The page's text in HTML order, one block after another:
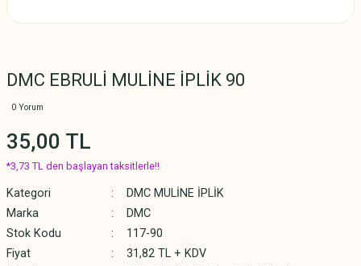
DMC EBRULİ MULİNE İPLİK 90
0 Yorum
35,00 TL
*3,73 TL den başlayan taksitlerle!!
Kategori
DMC MULİNE İPLİK
Marka
DMC
Stok Kodu
117-90
Fiyat
31,82 TL + KDV